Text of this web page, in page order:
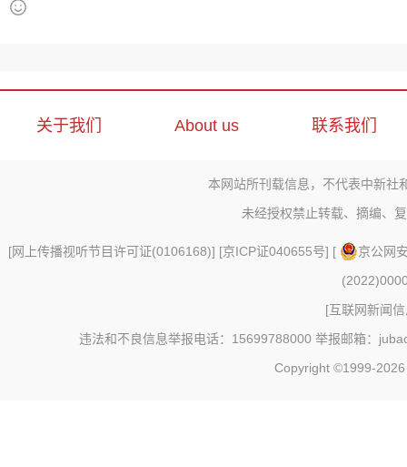
关于我们 About us 联系我们
本网站所刊载信息，不代表中新社
未经授权禁止转载、摘编、
[网上传播视听节目许可证(0106168)] [京ICP证040655号] [
京公网
[互联网新闻
违法和不良信息举报电话：15699788000 举报邮箱：
Copyright ©1999-